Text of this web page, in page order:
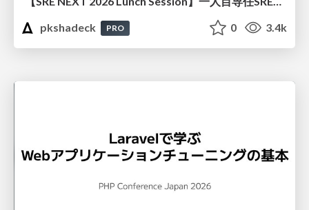
pkshadeck
PRO 0 3.4k